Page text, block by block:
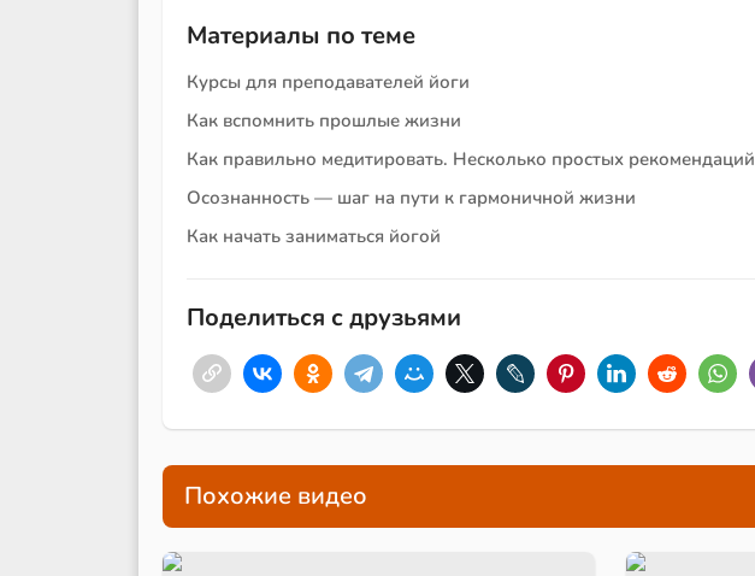
Материалы по теме
Курсы для преподавателей йоги
Как вспомнить прошлые жизни
Как правильно медитировать. Несколько простых рекомендаций
Осознанность — шаг на пути к гармоничной жизни
Как начать заниматься йогой
Поделиться с друзьями
Похожие видео